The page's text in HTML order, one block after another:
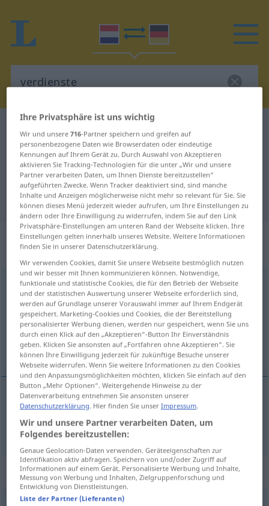
Niederländisch-Deutsch
Übersetzung für "verdienste"
"verdienste" Deutsch Übersetzung
„verdienste“: zelfstandig
naamwoord
verdienstesubst
Übersicht aller Übersetzungen
(Für mehr Details die Übersetzung anklicken/antippen)
Verdienst
Verdienstmu. FIGn verdienste
Beispielsätze für "verdienste"
Ihre Privatsphäre ist uns wichtig
Wir und unsere716-Partner speichern und greifen auf
personenbezogene Daten wie Browserdaten oder eindeutige
Kennungen auf Ihrem Gerät zu. Durch Auswahl von Akzeptieren
aktivieren Sie Tracking-Technologien für die unter „Wir und unsere
Partner verarbeiten Daten, um Ihnen Dienste bereitzustellen“
aufgeführten Zwecke. Wenn Tracker deaktiviert sind, sind manche
Inhalte und Anzeigen möglicherweise nicht mehr so relevant für Sie. Sie
können dieses Menü jederzeit wieder aufrufen, um Ihre Einstellungen zu
ändern oder Ihre Einwilligung zu widerrufen, indem Sie auf den Link
Privatsphäre-Einstellungen am unteren Rand der Webseite klicken. Ihre
Einstellungen gelten innerhalb unseres Website. Weitere Informationen
finden Sie in unserer Datenschutzerklärung.
Wir verwenden Cookies, damit Sie unsere Webseite bestmöglich nutzen
und wir besser mit Ihnen kommunizieren können. Notwendige,
funktionale und statistische Cookies, die für den Betrieb der Webseite
und der statistischen Auswertung unserer Webseite erforderlich sind,
werden auf Grundlage unserer Vorauswahl immer auf Ihrem Endgerät
gespeichert. Marketing-Cookies und Cookies, die der Bereitstellung
personalisierter Werbung dienen, werden nur gespeichert, wenn Sie uns
durch einen Klick auf den „Akzeptieren“-Button Ihr Einverständnis
geben. Klicken Sie ansonsten auf „Fortfahren ohne Akzeptieren“. Sie
können Ihre Einwilligung jederzeit für zukünftige Besuche unserer
Webseite widerrufen. Wenn Sie weitere Informationen zu den Cookies
und den Anpassungsmöglichkeiten möchten, klicken Sie einfach auf den
Button „Mehr Optionen“. Weitergehende Hinweise zu der
Datenverarbeitung entnehmen Sie ansonsten unserer
Datenschutzerklärung. Hier finden Sie unserImpressum.
Wir und unsere Partner verarbeiten Daten, um
Folgendes bereitzustellen:
Genaue Geolocation-Daten verwenden. Geräteeigenschaften zur
Identifikation aktiv abfragen. Speichern von und/oder Zugriff auf
Informationen auf einem Gerät. Personalisierte Werbung und Inhalte,
Messung von Werbung und Inhalten, Zielgruppenforschung und
Entwicklung von Dienstleistungen.
Liste der Partner (Lieferanten)